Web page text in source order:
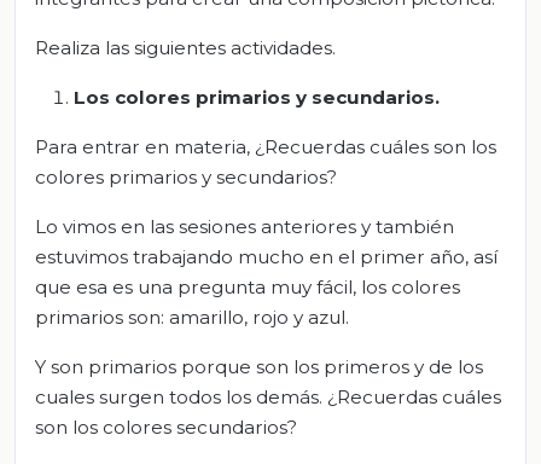
Realiza las siguientes actividades.
Los colores primarios y secundarios.
Para entrar en materia, ¿Recuerdas cuáles son los
colores primarios y secundarios?
Lo vimos en las sesiones anteriores y también
estuvimos trabajando mucho en el primer año, así
que esa es una pregunta muy fácil, los colores
primarios son: amarillo, rojo y azul.
Y son primarios porque son los primeros y de los
cuales surgen todos los demás. ¿Recuerdas cuáles
son los colores secundarios?